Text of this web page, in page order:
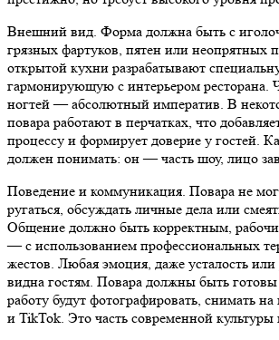
Внешний вид. Форма должна быть с
грязных фартуков, пятен или неопрятных
открытой кухни разрабатывают
гармонирующую с интерьером ресторана.
ногтей — абсолютный императив. В
повара работают в перчатках, что
процессу и формирует доверие у гостей.
должен понимать: он — часть шоу, лицо
Поведение и коммуникация. Повара не
ругаться, обсуждать личные дела или
Общение должно быть корректным,
— с использованием профессиональных
жестов. Любая эмоция, даже усталость или
видна гостям. Повара должны быть готовы
работу будут фотографировать, снимать
и TikTok. Это часть современной культуры